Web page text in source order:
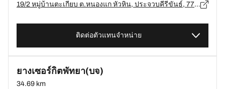
19/2 หมู่บ้านตะเกียบ ต.หนองแก หัวหิน, ประจวบคีรีขันธ์, 77110, ประจวบคีรีขันธ์ - 77110
ติดต่อตัวแทนจำหน่าย
ยางเซอร์กิตพัทยา(บจ)
34.69 km